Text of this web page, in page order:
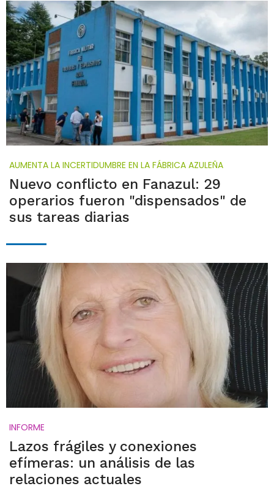
AUMENTA LA INCERTIDUMBRE EN LA FÁBRICA AZULEÑA
Nuevo conflicto en Fanazul: 29
operarios fueron "dispensados" de
sus tareas diarias
INFORME
Lazos frágiles y conexiones
efímeras: un análisis de las
relaciones actuales